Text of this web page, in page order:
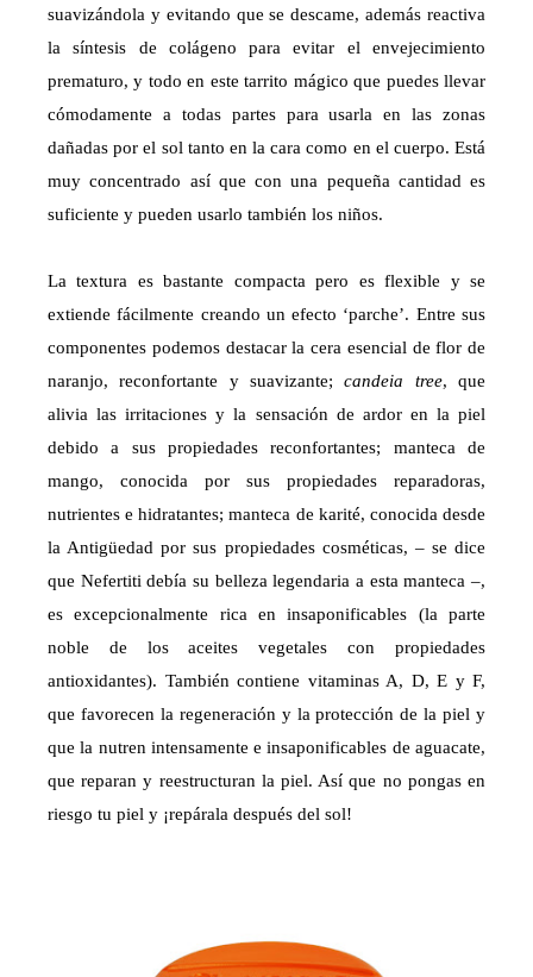
suavizándola y evitando que se descame, además reactiva
la síntesis de colágeno para evitar el envejecimiento
prematuro, y todo en este tarrito mágico que puedes llevar
cómodamente a todas partes para usarla en las zonas
dañadas por el sol tanto en la cara como en el cuerpo. Está
muy concentrado así que con una pequeña cantidad es
suficiente y pueden usarlo también los niños.
La textura es bastante compacta pero es flexible y se
extiende fácilmente creando un efecto ‘parche’. Entre sus
componentes podemos destacar la cera esencial de flor de
naranjo, reconfortante y suavizante;candeia tree, que
alivia las irritaciones y la sensación de ardor en la piel
debido a sus propiedades reconfortantes; manteca de
mango, conocida por sus propiedades reparadoras,
nutrientes e hidratantes; manteca de karité, conocida desde
la Antigüedad por sus propiedades cosméticas, – se dice
que Nefertiti debía su belleza legendaria a esta manteca –,
es excepcionalmente rica en insaponificables (la parte
noble de los aceites vegetales con propiedades
antioxidantes). También contiene vitaminas A, D, E y F,
que favorecen la regeneración y la protección de la piel y
que la nutren intensamente e insaponificables de aguacate,
que reparan y reestructuran la piel. Así que no pongas en
riesgo tu piel y ¡repárala después del sol!